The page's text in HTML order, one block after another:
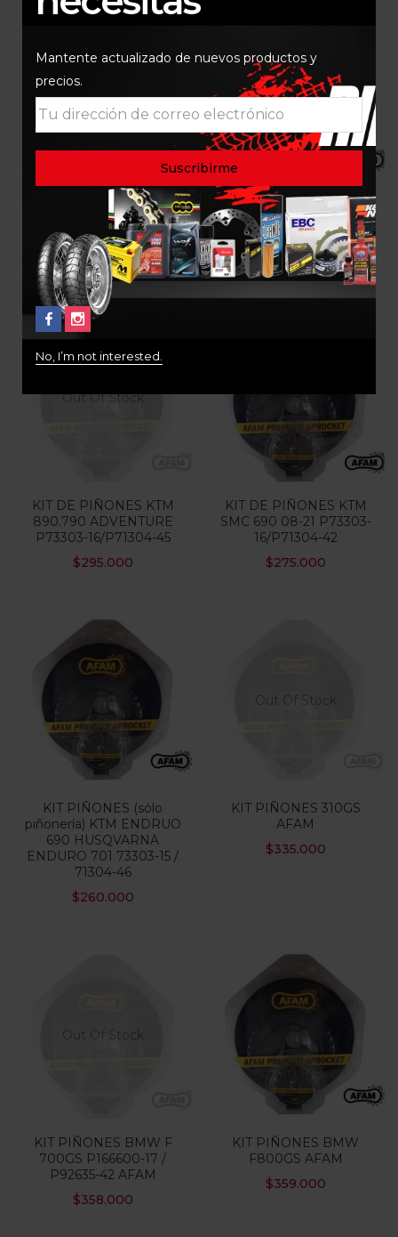
KIT DE PIÑONES
KAWASAKI NINJA 300
P24502-14/P16500-42
$255.000
KIT DE PIÑONES
KAWASAKI VERSYS 300
P24502-14/P16500-46
$275.000
Out Of Stock
KIT DE PIÑONES KTM
890.790 ADVENTURE
P73303-16/P71304-45
$295.000
KIT DE PIÑONES KTM
SMC 690 08-21 P73303-
16/P71304-42
$275.000
KIT PIÑONES (sólo
piñonería) KTM ENDRUO
690 HUSQVARNA
ENDURO 701 73303-15 /
71304-46
$260.000
Out Of Stock
KIT PIÑONES 310GS
AFAM
$335.000
Out Of Stock
KIT PIÑONES BMW F
700GS P166600-17 /
P92635-42 AFAM
$358.000
KIT PIÑONES BMW
F800GS AFAM
$359.000
Mantente actualizado de nuevos productos y
precios.
No, I’m not interested.